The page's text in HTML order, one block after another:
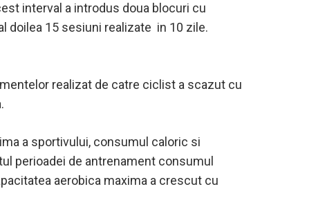
interval a introdus doua blocuri cu
doilea 15 sesiuni realizate in 10 zile.
realizat de catre ciclist a scazut cu
a sportivului, consumul caloric si
perioadei de antrenament consumul
aerobica maxima a crescut cu